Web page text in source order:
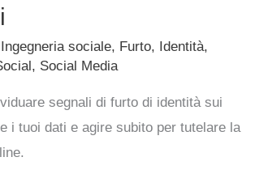
Ingegneria sociale, Furto, Identità,
, Social Media
segnali di furto di identità sui
i tuoi dati e agire subito per tutelare la